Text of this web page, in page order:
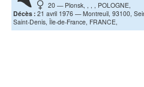
20
Plonsk, , , , POLOGNE,
Décès : 21 avril 1976
Montreuil, 93100,
Saint-Denis, Île-de-France, FRANCE,